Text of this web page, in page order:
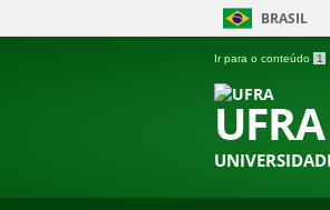
BRASIL
Ir para o conteúdo 1
UFRA